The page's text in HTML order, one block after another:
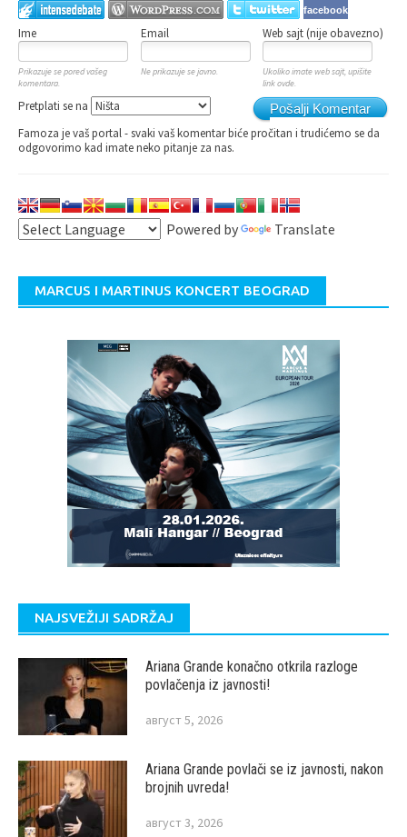
facebook
Ime Email Web sajt (nije obavezno)
Prikazuje se pored vašeg
komentara.
Ne prikazuje se javno.
Ukoliko imate web sajt, upišite
link ovde.
Pošalji Komentar
Pretplati se na
Famoza je vaš portal - svaki vaš komentar biće pročitan i trudićemo se da
odgovorimo kad imate neko pitanje za nas.
Powered by Translate
MARCUS I MARTINUS KONCERT BEOGRAD
NAJSVEŽIJI SADRŽAJ
Ariana Grande konačno otkrila razloge
povlačenja iz javnosti!
август 5, 2026
Ariana Grande povlači se iz javnosti, nakon
brojnih uvreda!
август 3, 2026